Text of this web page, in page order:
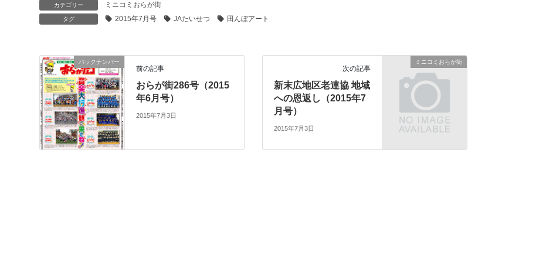
カテゴリー ミニコミおらが街
タグ 2015年7月号 JAたいせつ 田んぼアート
バックナンバー
前の記事
おらが街286号（2015
年6月号）
2015年7月3日
ミニコミおらが街
次の記事
新末広地区老連協 地域
への恩返し（2015年7
月号）
2015年7月3日